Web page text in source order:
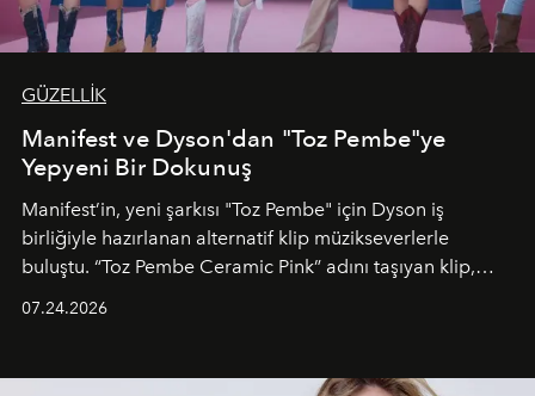
GÜZELLİK
Manifest ve Dyson'dan "Toz Pembe"ye
Yepyeni Bir Dokunuş
Manifest’in, yeni şarkısı "Toz Pembe" için Dyson iş
birliğiyle hazırlanan alternatif klip müzikseverlerle
buluştu. “Toz Pembe Ceramic Pink” adını taşıyan klip,
unsurlarından biri olarak öne çıkıyor.
07.24.2026